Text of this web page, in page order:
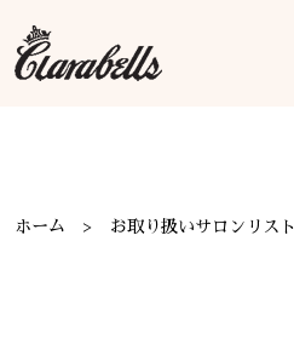
ホーム お取り扱いサロンリスト